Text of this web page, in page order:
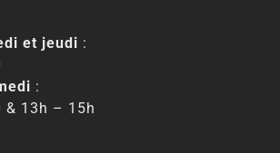
et jeudi :
:
& 13h – 15h